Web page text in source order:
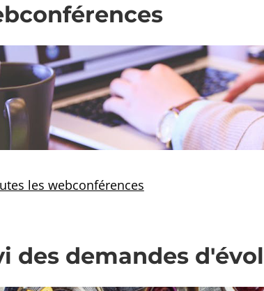
les webconférences
des demandes